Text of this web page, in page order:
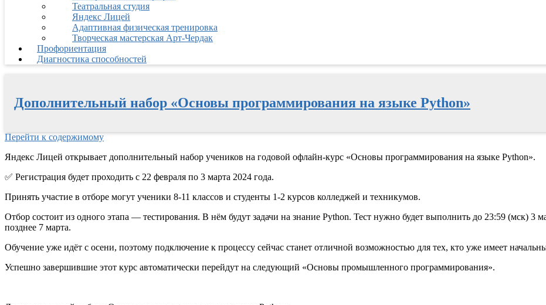
Театральная студия
Яндекс Лицей
Адаптивная физическая тренировка
Творческая мастерская Арт-Чердак
Профориентация
Диагностика способностей
Дополнительный набор «Основы программирования на языке Python»
Перейти к содержимому
Яндекс Лицей открывает дополнительный набор учеников на годовой офлайн-курс «Основы программирования на языке Python».
✅ Регистрация будет проходить с 22 февраля по 3 марта 2024 года.
Принять участие в отборе могут ученики 8-11 классов и студенты 1-2 курсов колледжей и техникумов.
Отбор состоит из одного этапа — тестирования. В нём будут задачи на знание Python. Тест нужно будет выполнить до 23:59 (мск) 3
позднее 7 марта.
Обучение уже идёт с осени, поэтому подключение к процессу сейчас станет отличной возможностью для тех, кто уже имеет
Успешно завершившие этот курс автоматически перейдут на следующий «Основы промышленного программирования».